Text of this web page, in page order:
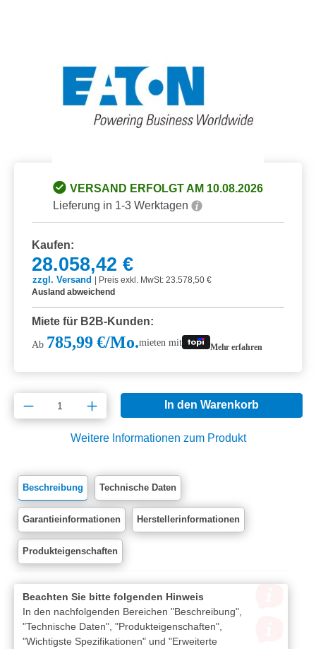
VERSAND ERFOLGT AM 10.08.2026
Lieferung in 1-3 Werktagen
Kaufen:
28.058,42 €
zzgl. Versand | Preis exkl. MwSt: 23.578,50 €
Ausland abweichend
Miete für B2B-Kunden:
Ab 785,99 €/Mo.mieten mit Mehr erfahren
Produkt Anzahl: Gib den gewünschten
In den Warenkorb
Weitere Informationen zum Produkt
Beschreibung Technische Daten
Garantieinformationen Herstellerinformationen
Produkteigenschaften
Beachten Sie bitte folgenden Hinweis
In den nachfolgenden Bereichen "Beschreibung",
"Technische Daten", "Produkteigenschaften",
"Wichtigste Spezifikationen" und "Erweiterte